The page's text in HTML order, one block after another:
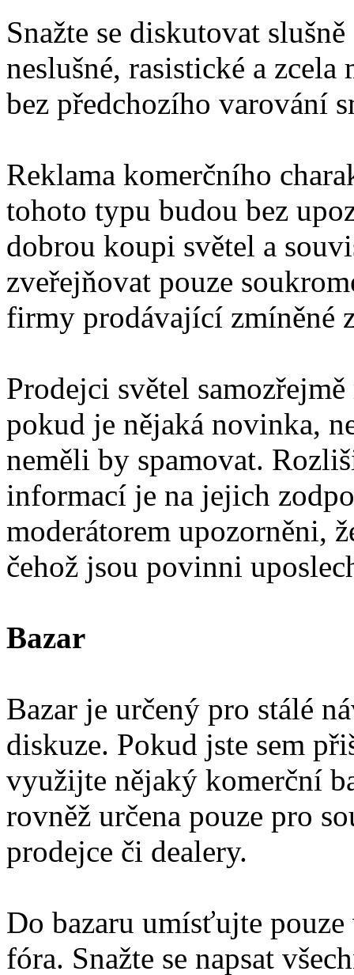
Snažte se diskutovat
neslušné, rasistické a
bez předchozího varování
Reklama komerčního
tohoto typu budou bez
dobrou koupi světel a
zveřejňovat pouze
firmy prodávající zmíněné
Prodejci světel
pokud je nějaká novinka,
neměli by spamovat.
informací je na jejich
moderátorem upozorněni,
čehož jsou povinni
Bazar
Bazar je určený pro stálé
diskuze. Pokud jste sem
využijte nějaký komerční
rovněž určena pouze pro
prodejce či dealery.
Do bazaru umísťujte
fóra. Snažte se napsat